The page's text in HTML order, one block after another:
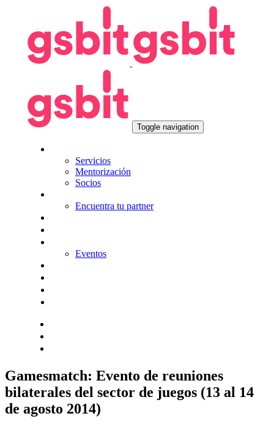
primary
navigation
Toggle navigation
Servicios
Mentorización
Socios
Encuentra tu partner
Eventos
Gamesmatch: Evento de reuniones
bilaterales del sector de juegos (13 al 14
de agosto 2014)